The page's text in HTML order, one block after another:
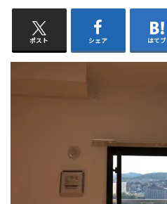
ポスト シェア はてブ